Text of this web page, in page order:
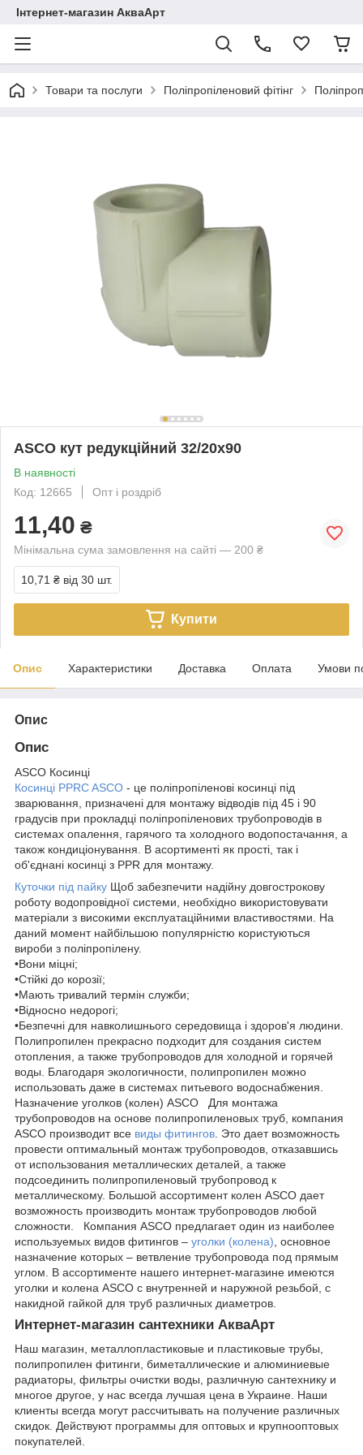
Інтернет-магазин АкваАрт
Товари та послуги Поліпропіленовий фітінг
ASCO кут редукційний 32/20х90
В наявності
Код: 12665
Опт і роздріб
11,40 ₴
Мінімальна сума замовлення на сайті — 200 ₴
10,71 ₴ від 30 шт.
Купити
Опис Характеристики Доставка Оплата Умови
Опис
Опис
ASCO Косинці
Косинці PPRC ASCO - це поліпропіленові косинці під
зварювання, призначені для монтажу відводів під 45 і 90
градусів при прокладці поліпропіленових трубопроводів в
системах опалення, гарячого та холодного водопостачання, а
також кондиціонування. В асортименті як прості, так і
об'єднані косинці з PPR для монтажу.
Куточки під пайку Щоб забезпечити надійну довгострокову
роботу водопровідної системи, необхідно використовувати
матеріали з високими експлуатаційними властивостями. На
даний момент найбільшою популярністю користуються
вироби з поліпропілену.
•Вони міцні;
•Стійкі до корозії;
•Мають тривалий термін служби;
•Відносно недорогі;
•Безпечні для навколишнього середовища і здоров'я людини.
Полипропилен прекрасно подходит для создания систем
отопления, а также трубопроводов для холодной и горячей
воды. Благодаря экологичности, полипропилен можно
использовать даже в системах питьевого водоснабжения.
Назначение уголков (колен) ASCO Для монтажа
трубопроводов на основе полипропиленовых труб, компания
ASCO производит все виды фитингов . Это дает возможность
провести оптимальный монтаж трубопроводов, отказавшись
от использования металлических деталей, а также
подсоединить полипропиленовый трубопровод к
металлическому. Большой ассортимент колен ASCO дает
возможность производить монтаж трубопроводов любой
сложности. Компания ASCO предлагает один из наиболее
используемых видов фитингов – уголки (колена) , основное
назначение которых – ветвление трубопровода под прямым
углом. В ассортименте нашего интернет-магазине имеются
уголки и колена ASCO с внутренней и наружной резьбой, с
накидной гайкой для труб различных диаметров.
Интернет-магазин сантехники АкваАрт
Наш магазин, металлопластиковые и пластиковые трубы,
полипропилен фитинги, биметаллические и алюминиевые
радиаторы, фильтры очистки воды, различную сантехнику и
многое другое, у нас всегда лучшая цена в Украине. Наши
клиенты всегда могут рассчитывать на получение различных
скидок. Действуют программы для оптовых и крупнооптовых
покупателей.